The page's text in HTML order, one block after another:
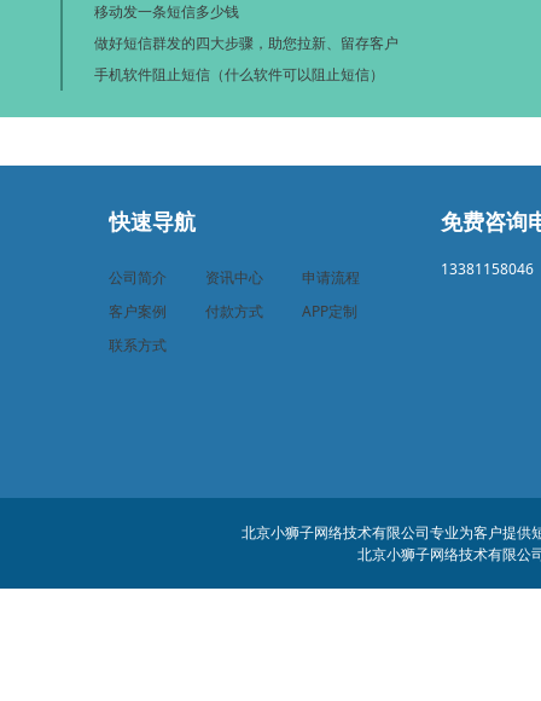
移动发一条短信多少钱
做好短信群发的四大步骤，助您拉新、留存客户
手机软件阻止短信（什么软件可以阻止短信）
快速导航
公司简介 资讯中心
申请流程
客户案例
付款方式
APP定制
联系方式
免费咨询
13381158046
北京小狮子网络技术有限公司专业为客户提
北京小狮子网络技术有限公